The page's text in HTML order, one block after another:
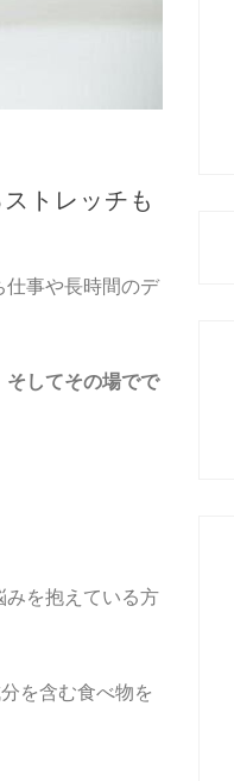
トレッチも
仕事や長時間のデ
そしてその場でで
を抱えている方
を含む食べ物を